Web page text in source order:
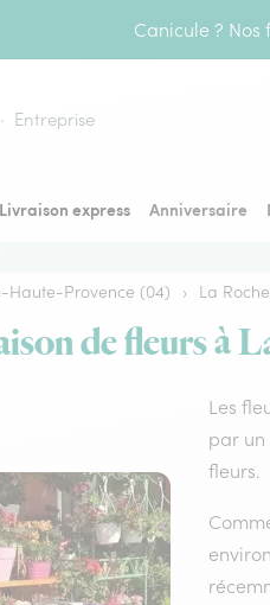
Canicule ?
Entreprise
Livraison express Anniversaire
Haute-Provence (04) › La
de fleurs à
Les
par un
fleurs.